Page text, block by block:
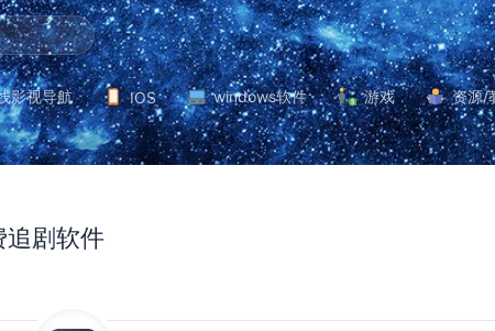
影视导航 IOS windows软件 游戏 资源/
追剧软件